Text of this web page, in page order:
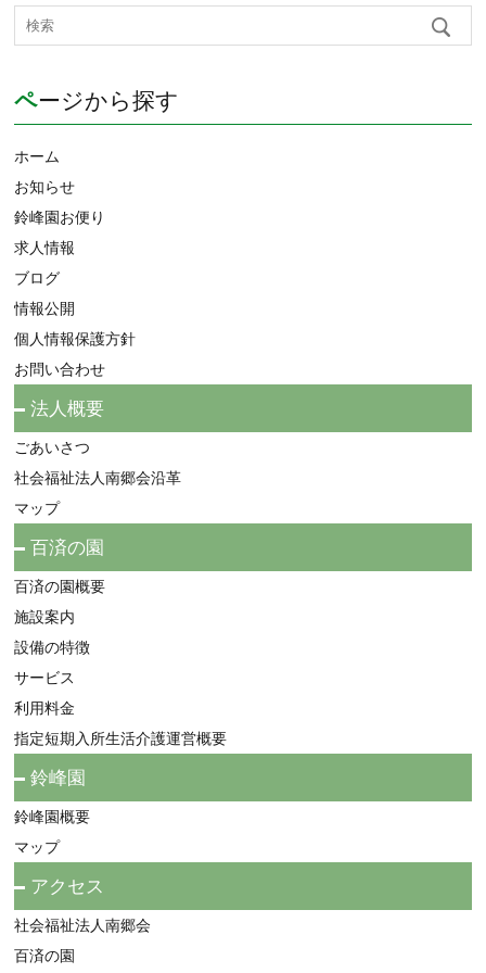
ページから探す
ホーム
お知らせ
鈴峰園お便り
求人情報
ブログ
情報公開
個人情報保護方針
お問い合わせ
法人概要
ごあいさつ
社会福祉法人南郷会沿革
マップ
百済の園
百済の園概要
施設案内
設備の特徴
サービス
利用料金
指定短期入所生活介護運営概要
鈴峰園
鈴峰園概要
マップ
アクセス
社会福祉法人南郷会
百済の園